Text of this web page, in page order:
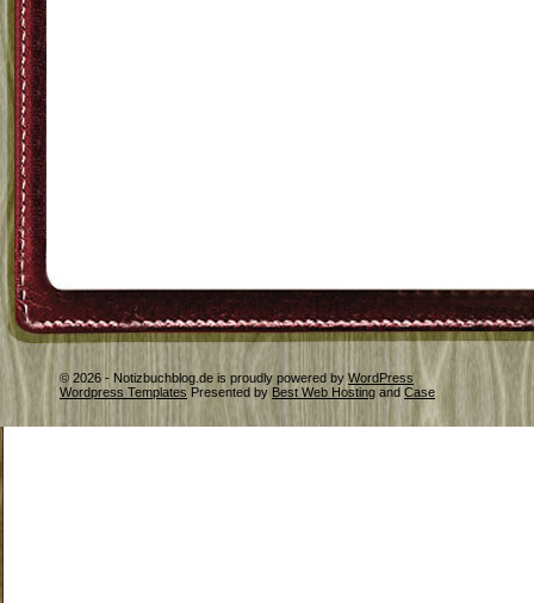
© 2026 - Notizbuchblog.de is proudly powered by WordPress
Wordpress Templates Presented by Best Web Hosting and Case